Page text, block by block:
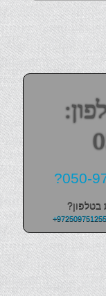
בטלפון?
+972509751255